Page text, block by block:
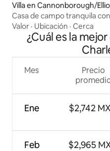
Villa en Cannonborough/
Casa de campo tranquila
climatizada
Valor · Ubicación · Cerca
¿Cuál es la
Mes
Ene
Feb
Precio
$2,742
$2,965